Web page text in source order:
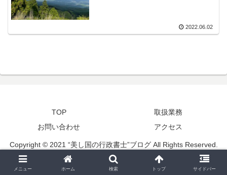
2022.06.02
TOP
取扱業務
お問い合わせ
アクセス
Copyright © 2021 “美し国の行政書士”ブログ All Rights Reserved.
メニュー ホーム 検索 トップ サイドバー